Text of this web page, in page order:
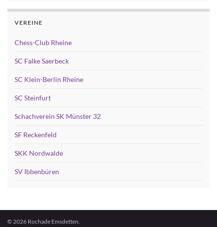
VEREINE
Chess-Club Rheine
SC Falke Saerbeck
SC Klein-Berlin Rheine
SC Steinfurt
Schachverein SK Münster 32
SF Reckenfeld
SKK Nordwalde
SV Ibbenbüren
© 2026 Rochade Emsdetten.